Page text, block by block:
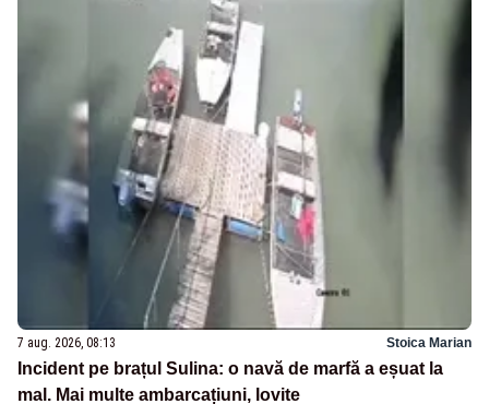
7 aug. 2026, 08:13 Stoica Marian
Incident pe brațul Sulina: o navă de marfă a eșuat la
mal. Mai multe ambarcațiuni, lovite